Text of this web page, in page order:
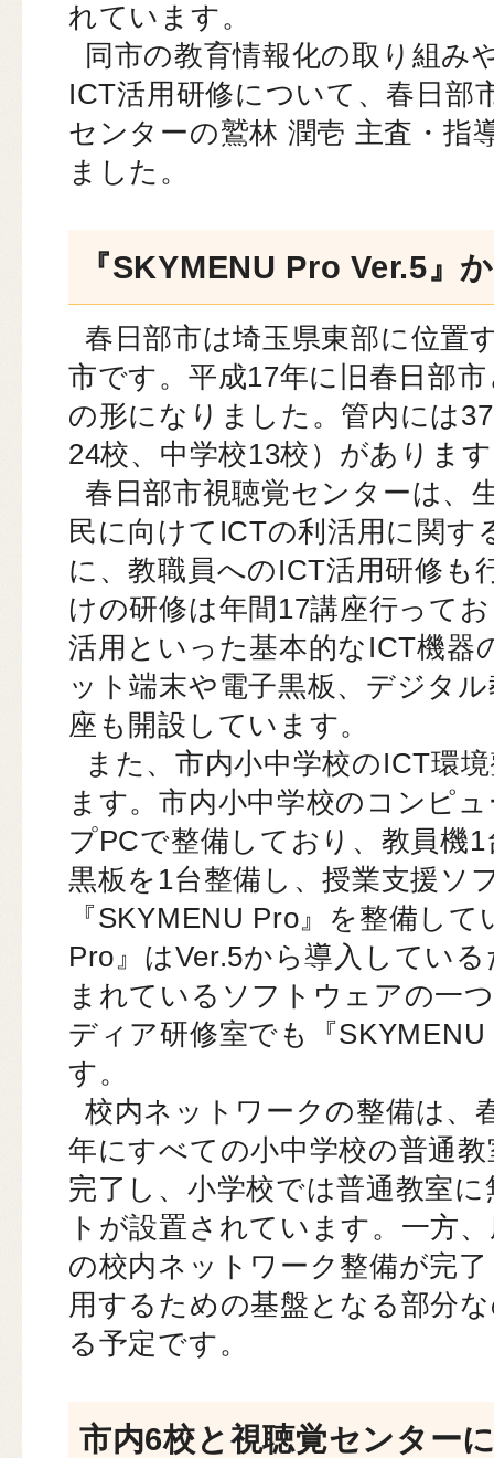
れています。
同市の教育情報化の取り組み
ICT活用研修について、春日部
センターの鷲林 潤壱 主査・指
ました。
『SKYMENU Pro Ver.5』
春日部市は埼玉県東部に位置
市です。平成17年に旧春日部
の形になりました。管内には
24校、中学校13校）がありま
春日部市視聴覚センターは、
民に向けてICTの利活用に関す
に、教職員へのICT活用研修も
けの研修は年間17講座行って
活用といった基本的なICT機器
ット端末や電子黒板、デジタ
座も開設しています。
また、市内小中学校のICT環
ます。市内小中学校のコンピ
プPCで整備しており、教員機
黒板を1台整備し、授業支援ソ
『SKYMENU Pro』を整備し
Pro』はVer.5から導入してい
まれているソフトウェアの一
ディア研修室でも『
す。
校内ネットワークの整備は、
年にすべての小中学校の普通
完了し、小学校では普通教室
トが設置されています。一方
の校内ネットワーク整備が完
用するための基盤となる部分
る予定です。
市内6校と視聴覚センター